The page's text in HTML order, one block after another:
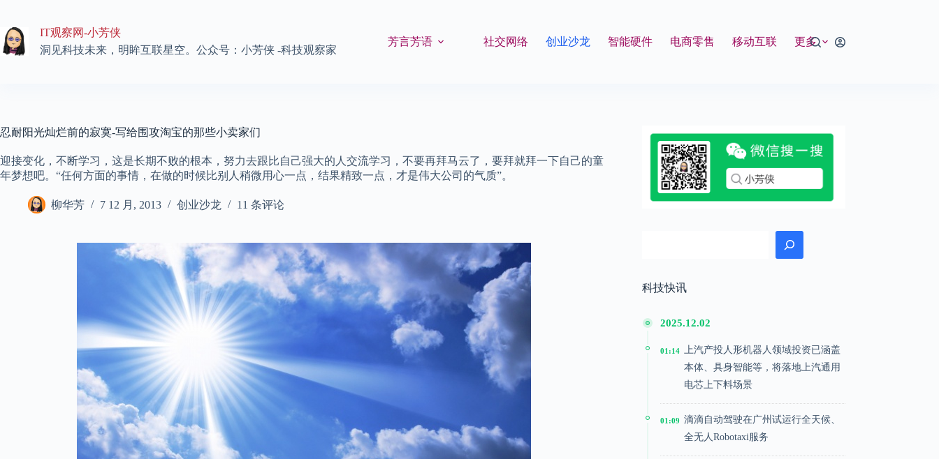
内
容
IT观察网-小芳侠
洞见科技未来，明眸互联星空。公众号：小芳侠 -科技观察家
芳言芳语 社交网络 创业沙龙 智能硬件 电商零售 移动互联 更多
忍耐阳光灿烂前的寂寞-写给围攻淘宝的那些小卖家们
迎接变化，不断学习，这是长期不败的根本，努力去跟比自己强大的人交流学习，不要再拜马云了，要拜就拜一下自己的童
年梦想吧。“任何方面的事情，在做的时候比别人稍微用心一点，结果精致一点，才是伟大公司的气质”。
柳华芳 7 12 月, 2013 创业沙龙 11 条评论
科技快讯
2025.12.02
01:14 上汽产投人形机器人领域投资已涵盖
本体、具身智能等，将落地上汽通用
电芯上下料场景
01:09 滴滴自动驾驶在广州试运行全天候、
全无人Robotaxi服务